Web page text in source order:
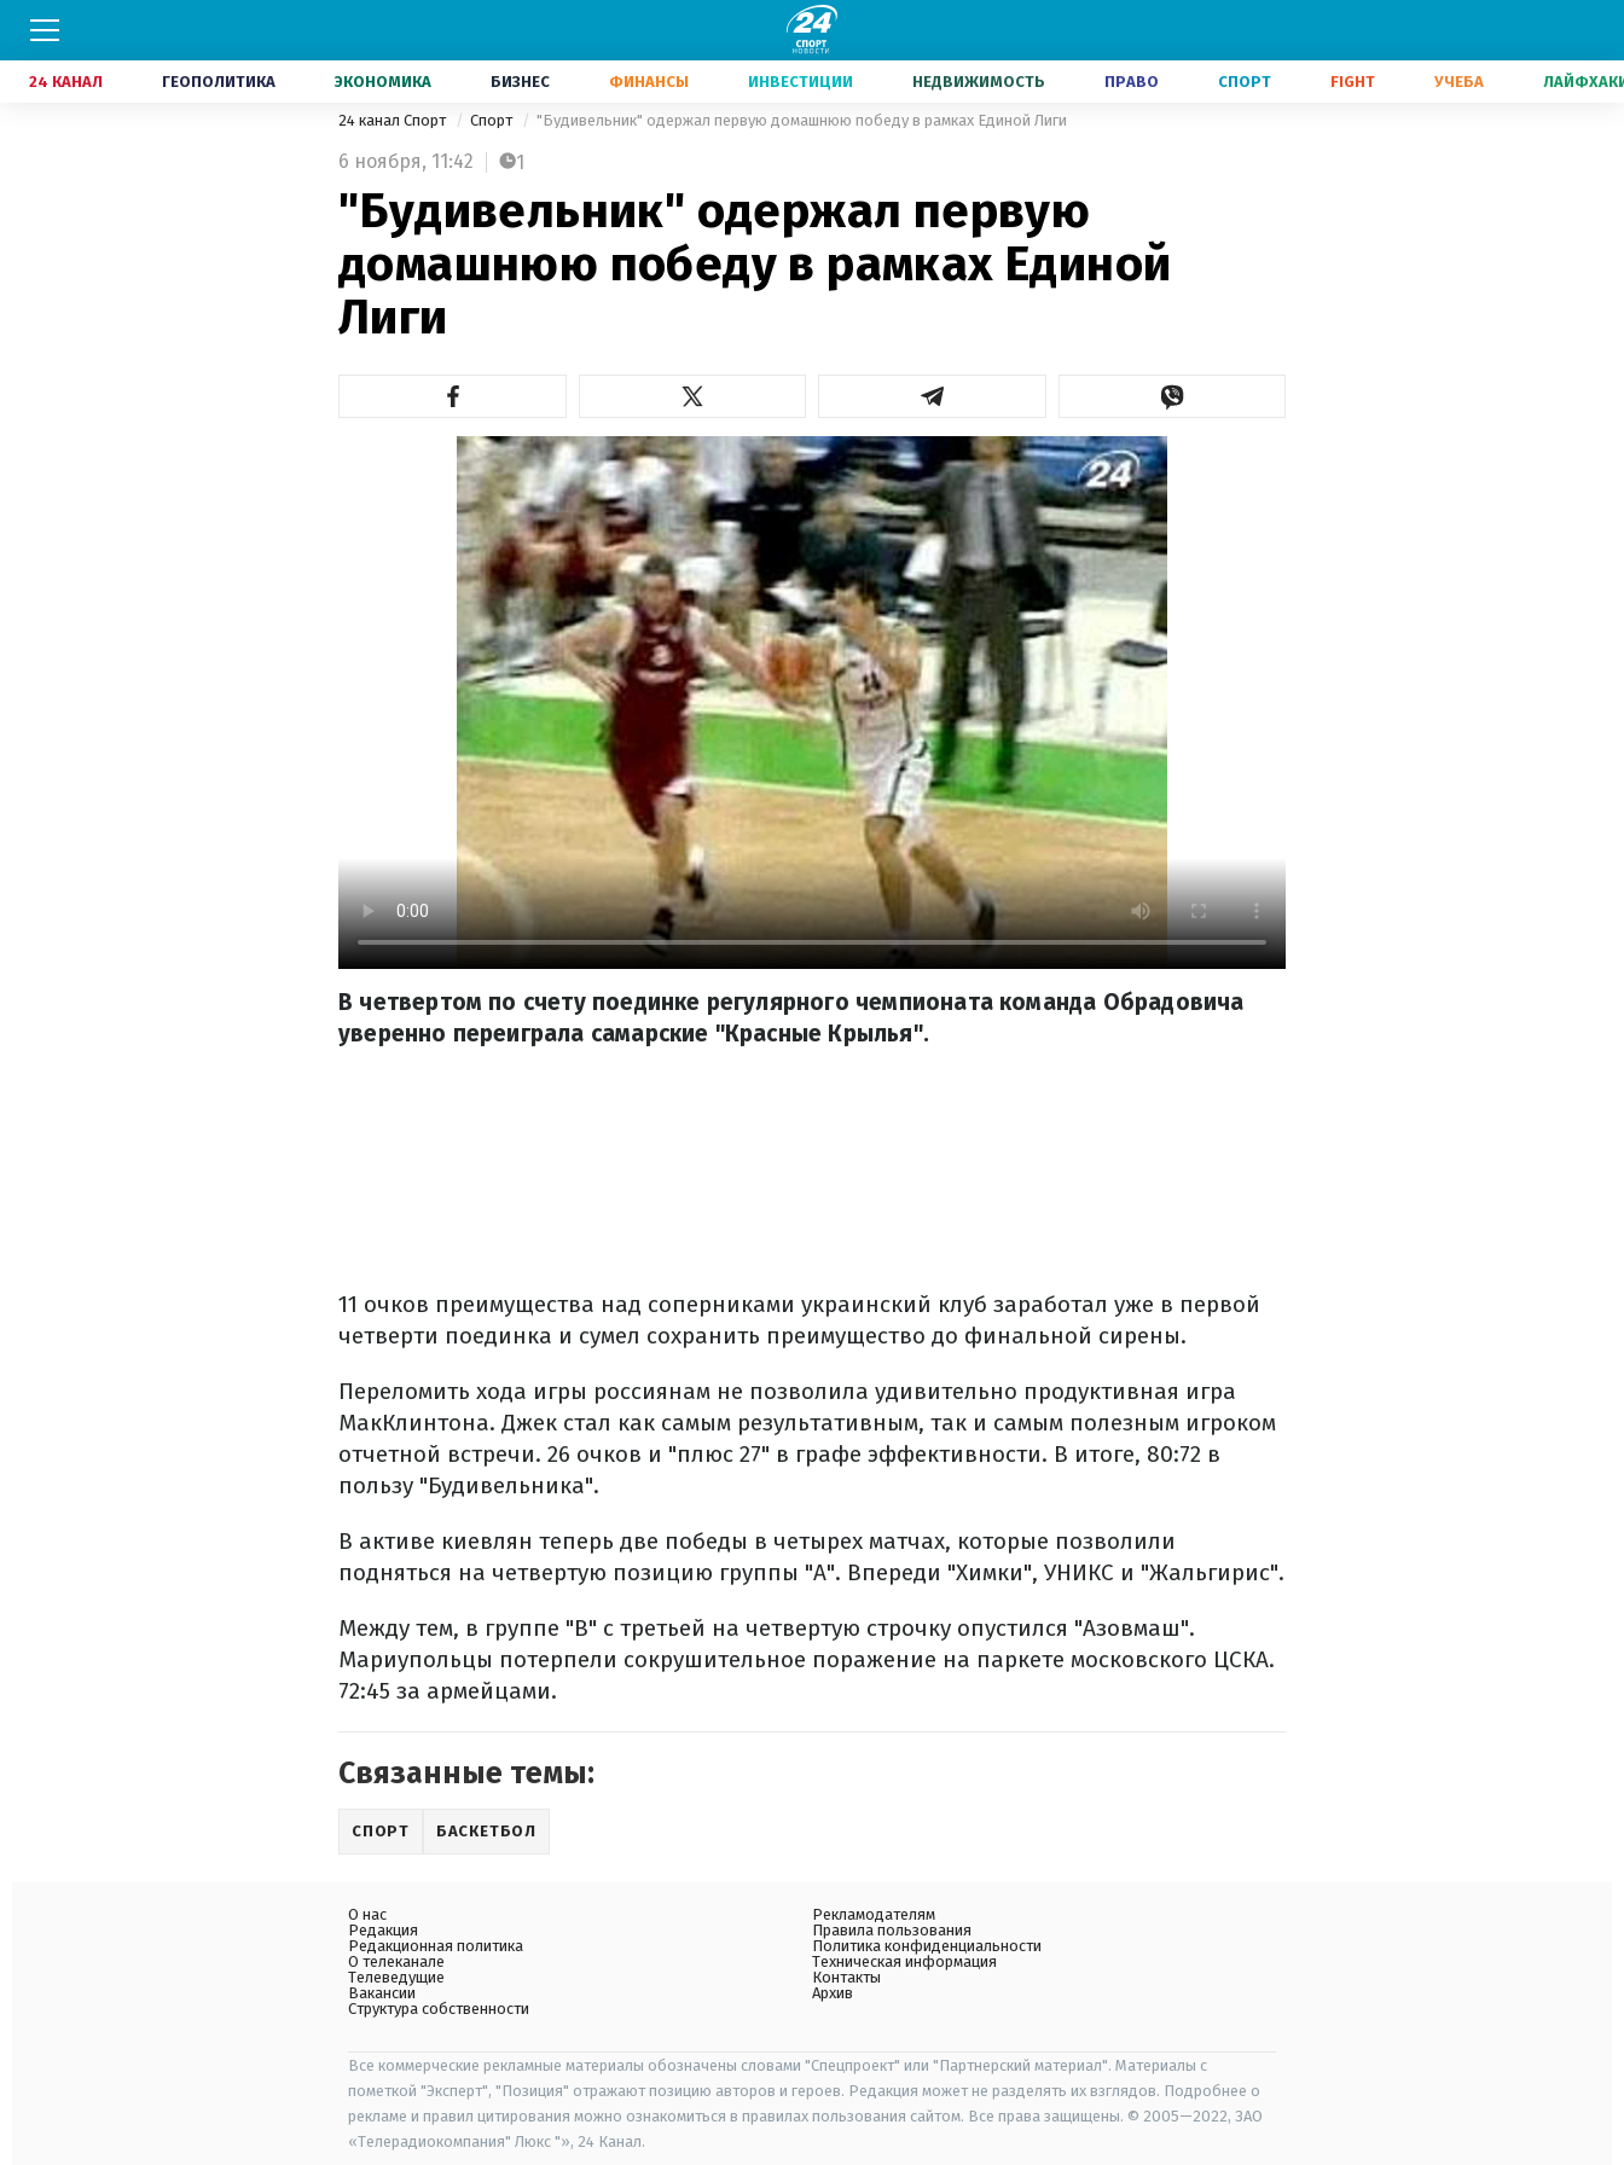
24 КАНАЛ ГЕОПОЛИТИКА ЭКОНОМИКА БИЗНЕС ФИНАНСЫ ИНВЕСТИЦИИ НЕДВИЖИМОСТЬ ПРАВО СПОРТ FIGHT УЧЕБА
24 канал Спорт Спорт "Будивельник" одержал первую домашнюю победу в рамках Единой Лиги
6 ноября, 11:42 1
"Будивельник" одержал первую
домашнюю победу в рамках Единой
Лиги
В четвертом по счету поединке регулярного чемпионата команда Обрадовича
уверенно переиграла самарские "Красные Крылья".
11 очков преимущества над соперниками украинский клуб заработал уже в первой
четверти поединка и сумел сохранить преимущество до финальной сирены.
Переломить хода игры россиянам не позволила удивительно продуктивная игра
МакКлинтона. Джек стал как самым результативным, так и самым полезным игроком
отчетной встречи. 26 очков и "плюс 27" в графе эффективности. В итоге, 80:72 в
пользу "Будивельника".
В активе киевлян теперь две победы в четырех матчах, которые позволили
подняться на четвертую позицию группы "А". Впереди "Химки", УНИКС и "Жальгирис".
Между тем, в группе "B" с третьей на четвертую строчку опустился "Азовмаш".
Мариупольцы потерпели сокрушительное поражение на паркете московского ЦСКА.
72:45 за армейцами.
Связанные темы:
СПОРТ БАСКЕТБОЛ
О нас
Редакция
Редакционная политика
О телеканале
Телеведущие
Вакансии
Структура собственности
Рекламодателям
Правила пользования
Политика конфиденциальности
Техническая информация
Контакты
Архив
Все коммерческие рекламные материалы обозначены словами "Спецпроект" или "Партнерский материал". Материалы с
пометкой "Эксперт", "Позиция" отражают позицию авторов и героев. Редакция может не разделять их взглядов. Подробнее о
рекламе и правил цитирования можно ознакомиться в правилах пользования сайтом. Все права защищены. © 2005—2022, ЗАО
«Телерадиокомпания" Люкс "», 24 Канал.